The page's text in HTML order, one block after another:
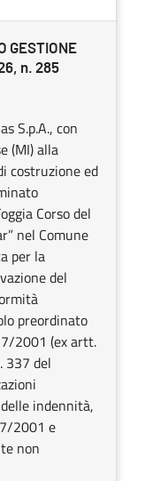
GESTIONE
n. 285
S.p.A., con
(MI) alla
costruzione ed
Corso del
nel Comune
per la
del
preordinato
2001 (ex artt.
337 del
indennità,
2001 e
non